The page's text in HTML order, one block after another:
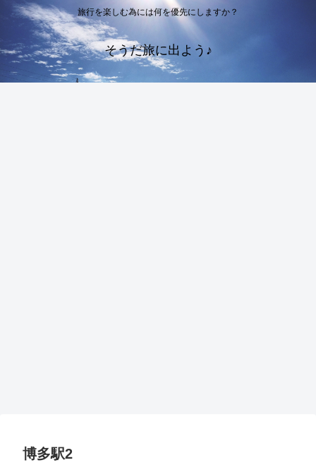
旅行を楽しむ為には何を優先にしますか？
そうだ旅に出よう♪
博多駅2